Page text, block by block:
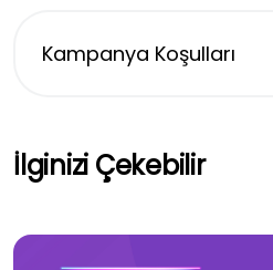
Kampanya Koşulları
İlginizi Çekebilir